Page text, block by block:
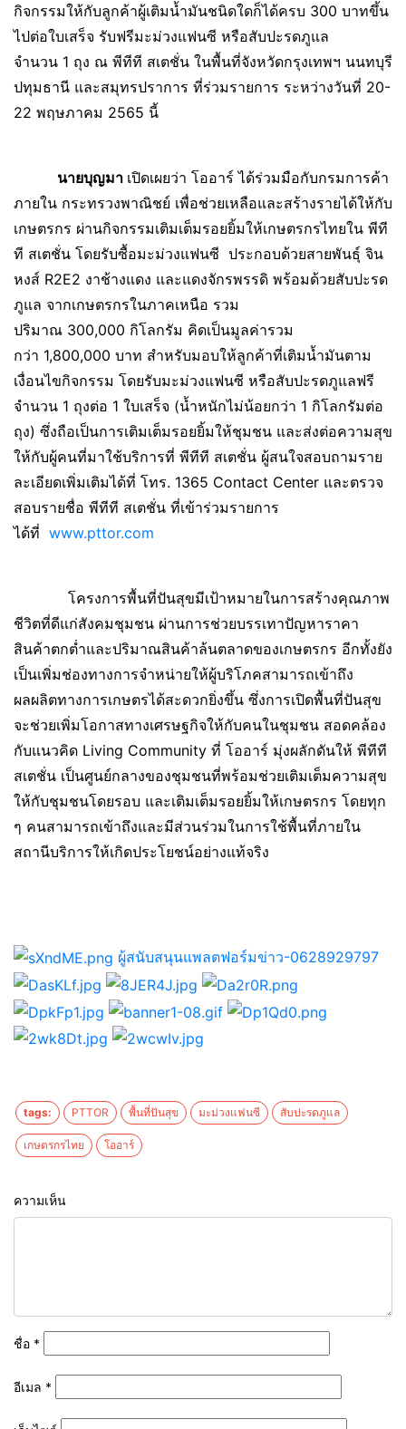
กิจกรรมให้กับลูกค้าผู้เติมน้ำมันชนิดใดก็ได้ครบ 300 บาทขึ้น
ไปต่อใบเสร็จ รับฟรีมะม่วงแฟนซี หรือสับปะรดภูแล
จำนวน 1 ถุง ณ พีทีที สเตชั่น ในพื้นที่จังหวัดกรุงเทพฯ นนทบุรี
ปทุมธานี และสมุทรปราการ ที่ร่วมรายการ ระหว่างวันที่ 20-
22 พฤษภาคม 2565 นี้
นายบุญมา เปิดเผยว่า โออาร์ ได้ร่วมมือกับกรมการค้า
ภายใน กระทรวงพาณิชย์ เพื่อช่วยเหลือและสร้างรายได้ให้กับ
เกษตรกร ผ่านกิจกรรมเติมเต็มรอยยิ้มให้เกษตรกรไทยใน พีที
ที สเตชั่น โดยรับซื้อมะม่วงแฟนซี ประกอบด้วยสายพันธุ์ จิน
หงส์ R2E2 งาช้างแดง และแดงจักรพรรดิ พร้อมด้วยสับปะรด
ภูแล จากเกษตรกรในภาคเหนือ รวม
ปริมาณ 300,000 กิโลกรัม คิดเป็นมูลค่ารวม
กว่า 1,800,000 บาท สำหรับมอบให้ลูกค้าที่เติมน้ำมันตาม
เงื่อนไขกิจกรรม โดยรับมะม่วงแฟนซี หรือสับปะรดภูแลฟรี
จำนวน 1 ถุงต่อ 1 ใบเสร็จ (น้ำหนักไม่น้อยกว่า 1 กิโลกรัมต่อ
ถุง) ซึ่งถือเป็นการเติมเต็มรอยยิ้มให้ชุมชน และส่งต่อความสุข
ให้กับผู้คนที่มาใช้บริการที่ พีทีที สเตชั่น ผู้สนใจสอบถามราย
ละเอียดเพิ่มเติมได้ที่ โทร. 1365 Contact Center และตรวจ
สอบรายชื่อ พีทีที สเตชั่น ที่เข้าร่วมรายการ
ได้ที่ www.pttor.com
​ โครงการพื้นที่ปันสุขมีเป้าหมายในการสร้างคุณภาพ
ชีวิตที่ดีแก่สังคมชุมชน ผ่านการช่วยบรรเทาปัญหาราคา
สินค้าตกต่ำและปริมาณสินค้าล้นตลาดของเกษตรกร อีกทั้งยัง
เป็นเพิ่มช่องทางการจำหน่ายให้ผู้บริโภคสามารถเข้าถึง
ผลผลิตทางการเกษตรได้สะดวกยิ่งขึ้น ซึ่งการเปิดพื้นที่ปันสุข
จะช่วยเพิ่มโอกาสทางเศรษฐกิจให้กับคนในชุมชน สอดคล้อง
กับแนวคิด Living Community ที่ โออาร์ มุ่งผลักดันให้ พีทีที
สเตชั่น เป็นศูนย์กลางของชุมชนที่พร้อมช่วยเติมเต็มความสุข
ให้กับชุมชนโดยรอบ และเติมเต็มรอยยิ้มให้เกษตรกร โดยทุก
ๆ คนสามารถเข้าถึงและมีส่วนร่วมในการใช้พื้นที่ภายใน
สถานีบริการให้เกิดประโยชน์อย่างแท้จริง
ผู้สนับสนุนแพลตฟอร์มข่าว-0628929797
tags: PTTOR พื้นที่ปันสุข มะม่วงแฟนซี สับปะรดภูแล
เกษตรกรไทย โออาร์
ความเห็น
ชื่อ *
อีเมล *